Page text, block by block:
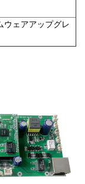
ウェアアップグレ